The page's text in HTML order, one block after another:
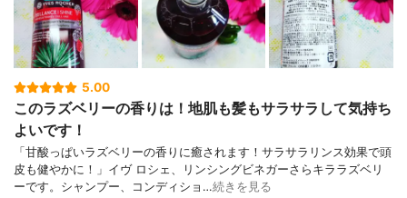
5.00
このラズベリーの香りは！地肌も髪もサラサラして気持ち
よいです！
「甘酸っぱいラズベリーの香りに癒されます！サラサラリンス効果で頭
皮も健やかに！」イヴ ロシェ、リンシングビネガーさらキララズベリ
ーです。シャンプー、コンディショ…続きを見る